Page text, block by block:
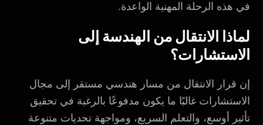
في هذه الرحلة المهنية الواعدة.
لماذا الانتقال من الهندسة إلى
الاستشارات؟
إن قرار الانتقال من مسار هندسي مستقر إلى مجال
الاستشارات غالبًا ما يكون مدفوعًا بالرغبة في تحقيق
تأثير أوسع، والتعلم السريع، ومواجهة تحديات متنوعة